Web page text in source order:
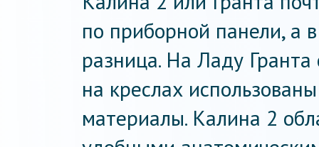
по приборной панели, а
разница. На Ладу
на креслах
материалы. Калина 2